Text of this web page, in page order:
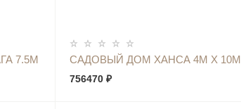
7.5М
САДОВЫЙ ДОМ ХАНСА 4М Х 10М
756470 ₽
КУПИТЬ